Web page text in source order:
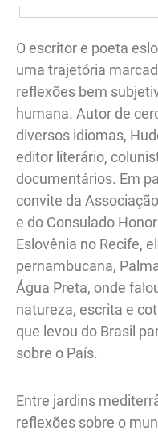
O escritor e poeta
uma trajetória
reflexões bem
humana. Autor de
diversos idiomas,
editor literário,
documentários. Em
convite da
e do Consulado
Eslovênia no Recife,
pernambucana,
Água Preta, onde
natureza, escrita e
que levou do Brasil
sobre o País.
Entre jardins
reflexões sobre o